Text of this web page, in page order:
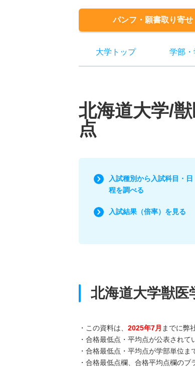
パンフ・願書取り寄せ
大学トップ 学部 ・
北海道大学/
点
入試種別から入試科目・日
程を調べる
入試結果（倍率）を見る
北海道大学獣医
・この資料は、 2025年7月 までに弊
・合格最低点・平均点が公表されて
・合格最低点・平均点が学部単位
・合格最低点欄、合格平均点欄の